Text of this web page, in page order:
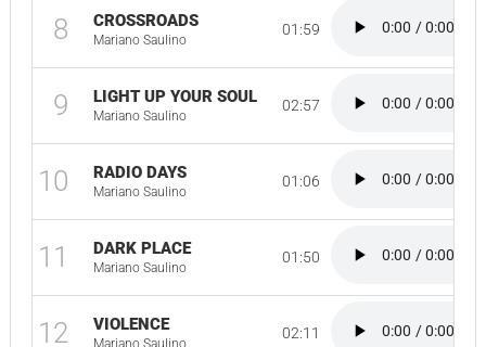
8 CROSSROADS
Mariano Saulino
01:59
9 LIGHT UP YOUR SOUL
Mariano Saulino
02:57
10 RADIO DAYS
Mariano Saulino
01:06
11 DARK PLACE
Mariano Saulino
01:50
12 VIOLENCE
Mariano Saulino
02:11